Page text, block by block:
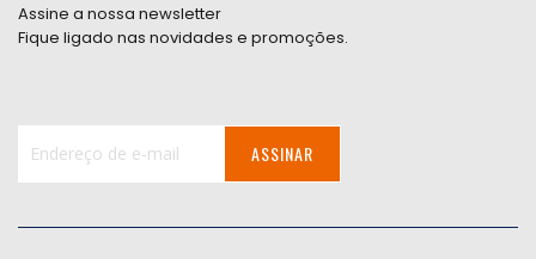
Assine a nossa newsletter
Fique ligado nas novidades e promoções.
ASSINAR